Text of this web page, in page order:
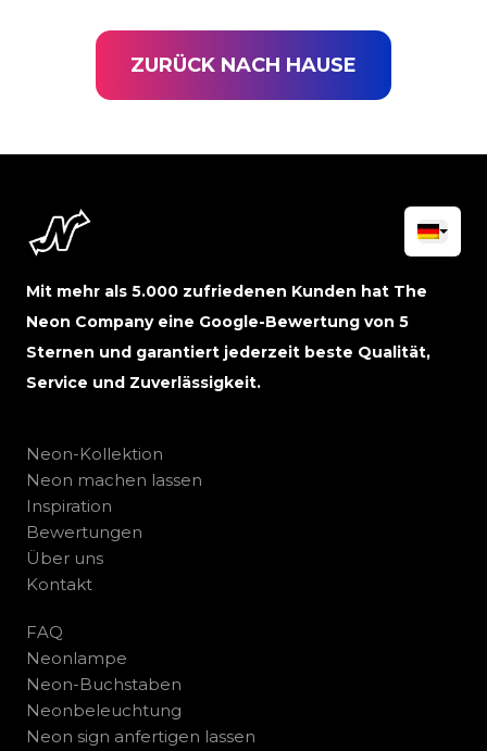
ZURÜCK NACH HAUSE
Mit mehr als 5.000 zufriedenen Kunden hat The
Neon Company eine Google-Bewertung von 5
Sternen und garantiert jederzeit beste Qualität,
Service und Zuverlässigkeit.
Neon-Kollektion
Neon machen lassen
Inspiration
Bewertungen
Über uns
Kontakt
FAQ
Neonlampe
Neon-Buchstaben
Neonbeleuchtung
Neon sign anfertigen lassen